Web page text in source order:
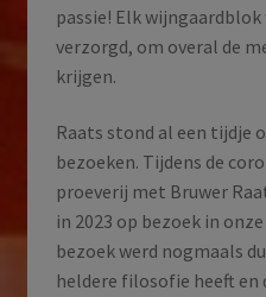
passie! Elk
verzorgd, om overal de
krijgen.
Raats stond al een tijdje
bezoeken. Tijdens de
proeverij met Bruwer
in 2023 op bezoek in
bezoek werd nogmaals
heldere filosofie heeft en